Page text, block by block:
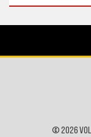
© 2026